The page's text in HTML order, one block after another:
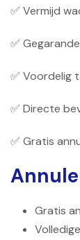
✅ Vermijd
✅
✅ Voordelig
✅ Directe
✅ Gratis
Gratis